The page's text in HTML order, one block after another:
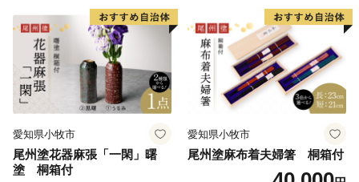
ウイルス効果 お取り寄せ 愛
知県 小牧市 送料無料
抗ウイルス効果 お取り寄せ
愛知県 小牧市 送料無料
愛知県小牧市
尾州塗花器麻張「一閑」曙
塗 桐箱付
愛知県小牧市
尾州塗麻布着夫婦箸 桐箱付